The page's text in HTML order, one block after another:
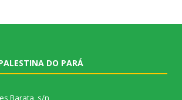
DO PARÁ
Barata, s/n,